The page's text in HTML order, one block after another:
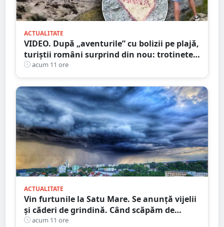
ACTUALITATE
VIDEO. După „aventurile” cu bolizii pe plajă,
turiștii români surprind din nou: trotinete
pe Bucegi și declarații de dragoste pe stânci
acum 11 ore
ACTUALITATE
Vin furtunile la Satu Mare. Se anunță vijelii
și căderi de grindină. Când scăpăm de
caniculă
acum 11 ore